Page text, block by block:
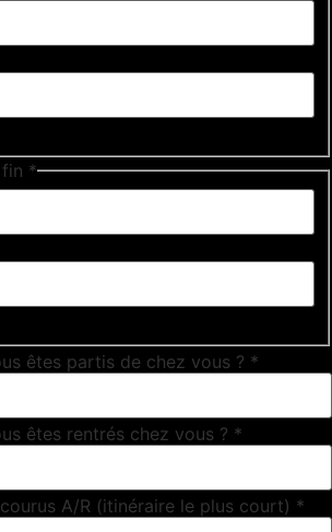
*
êtes partis de chez vous ? *
êtes rentrés chez vous ? *
A/R (itinéraire le plus court) *